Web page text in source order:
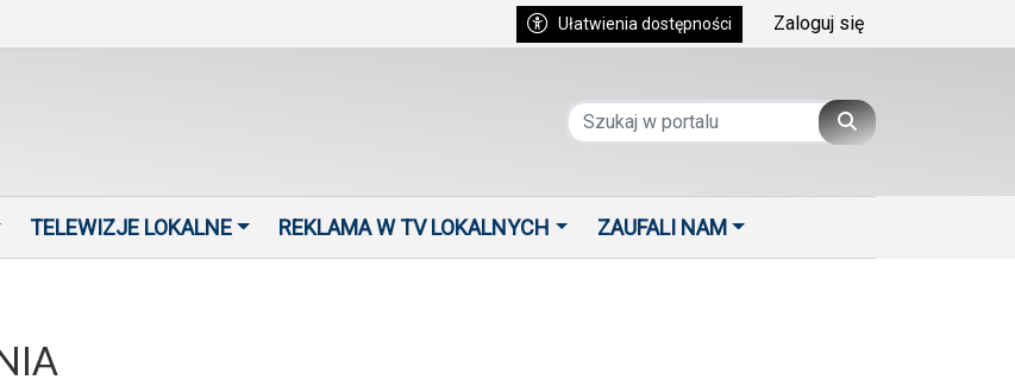
Ułatwienia dostępności Zaloguj się
TELEWIZJE LOKALNE REKLAMA W TV LOKALNYCH ZAUFALI NAM